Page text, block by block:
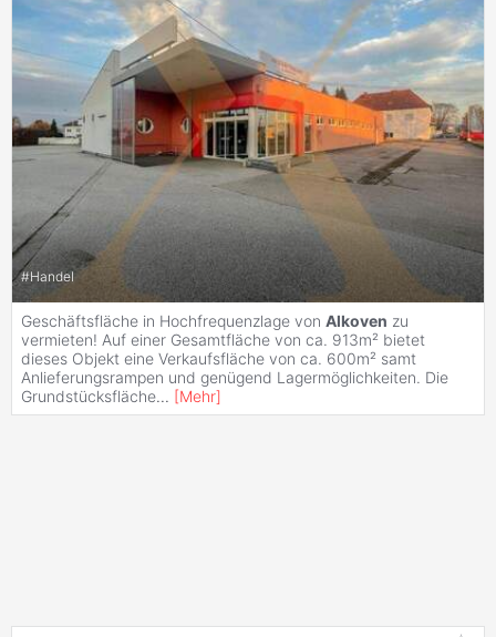
#Handel
Geschäftsfläche in Hochfrequenzlage von Alkoven zu
vermieten! Auf einer Gesamtfläche von ca. 913m² bietet
dieses Objekt eine Verkaufsfläche von ca. 600m² samt
Anlieferungsrampen und genügend Lagermöglichkeiten. Die
Grundstücksfläche... [Mehr]